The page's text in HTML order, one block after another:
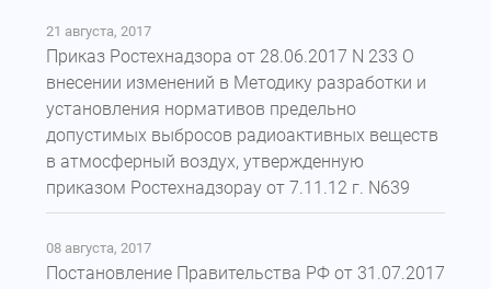
21 августа, 2017
Приказ Ростехнадзора от 28.06.2017 N 233 О
внесении изменений в Методику разработки и
установления нормативов предельно
допустимых выбросов радиоактивных веществ
в атмосферный воздух, утвержденную
приказом Ростехнадзорау от 7.11.12 г. N639
08 августа, 2017
Постановление Правительства РФ от 31.07.2017